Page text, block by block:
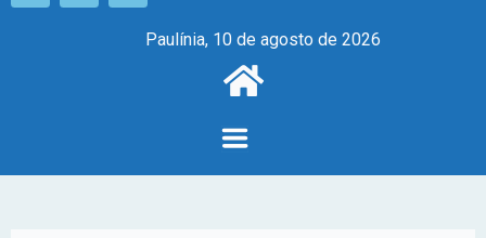
Paulínia, 10 de agosto de 2026